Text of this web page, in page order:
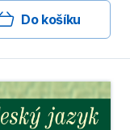
Do košíku